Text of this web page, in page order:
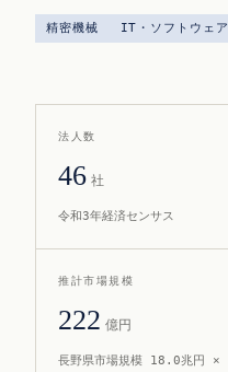
精密機械 IT・ソフトウェア
法人数
46 社
令和3年経済センサス
推計市場規模
222 億円
長野県市場規模 18.0兆円 ×